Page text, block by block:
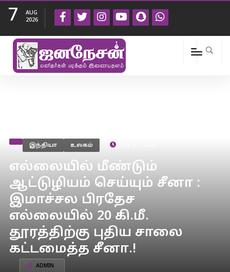
7
AUG
2026
இந்தியா உலகம்
எல்லையில் மீண்டும்
ஆட்டுழியம் செய்யும் சீனா :
இமாச்சல பிரதேச
எல்லையில் 20 கி.மீ.
தூரத்திற்கு புதிய சாலை
கட்டமைத்த சீனா.!
ADMIN